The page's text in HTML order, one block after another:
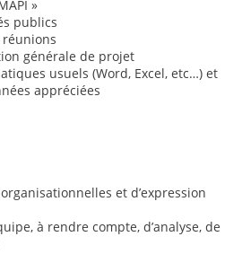
»
publics
générale de projet
usuels (Word, Excel, etc…) et
appréciées
et d’expression
à rendre compte, d’analyse, de